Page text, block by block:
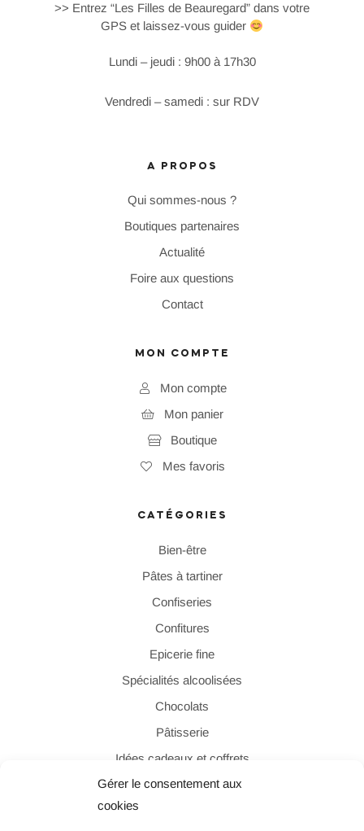
Gérer le consentement aux
cookies
>> Entrez “Les Filles de Beauregard” dans votre
GPS et laissez-vous guider
Lundi – jeudi : 9h00 à 17h30
Vendredi – samedi : sur RDV
A PROPOS
Qui sommes-nous ?
Boutiques partenaires
Actualité
Foire aux questions
Contact
MON COMPTE
Mon compte
Mon panier
Boutique
Mes favoris
CATÉGORIES
Bien-être
Pâtes à tartiner
Confiseries
Confitures
Epicerie fine
Spécialités alcoolisées
Chocolats
Pâtisserie
Idées cadeaux et coffrets
PAIEMENT SÉCURISÉ